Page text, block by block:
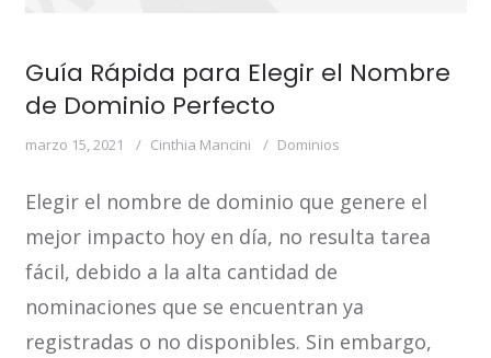
Guía Rápida para Elegir el Nombre
de Dominio Perfecto
marzo 15, 2021 Cinthia Mancini Dominios
Elegir el nombre de dominio que genere el
mejor impacto hoy en día, no resulta tarea
fácil, debido a la alta cantidad de
nominaciones que se encuentran ya
registradas o no disponibles. Sin embargo,